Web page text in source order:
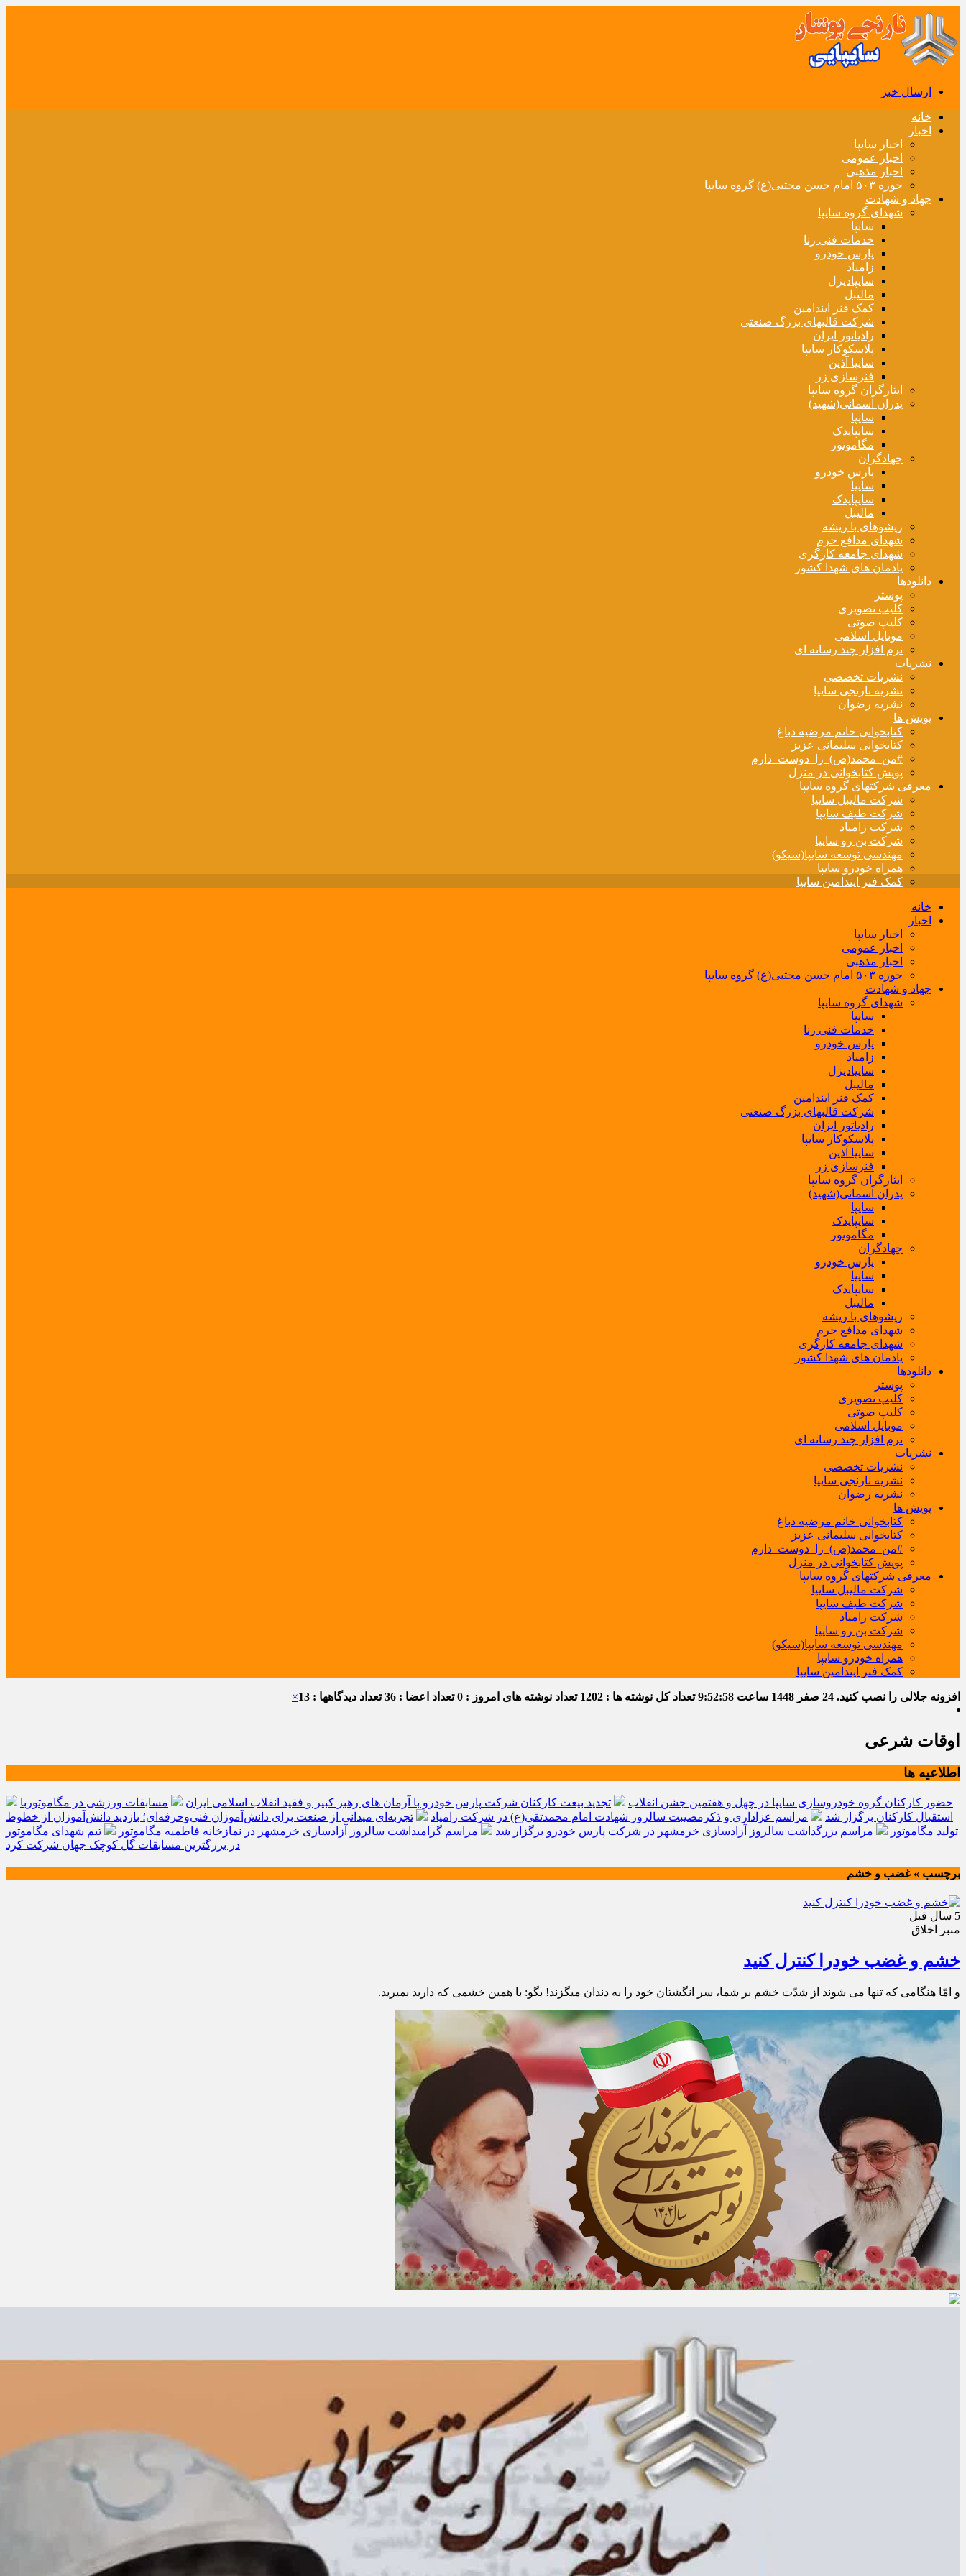
ارسال خبر
خانه
اخبار
اخبار سایپا
اخبار عمومی
اخبار مذهبی
حوزه ۵۰۳ امام حسن مجتبی(ع) گروه سایپا
جهاد و شهادت
شهدای گروه سایپا
سایپا
خدمات فنی رنا
پارس خودرو
زامیاد
سایپادیزل
مالیبل
کمک فنر ایندامین
شرکت قالبهای بزرگ صنعتی
رادیاتور ایران
پلاسکوکار سایپا
سایپا آذین
فنرسازی زر
ایثارگران گروه سایپا
پدران آسمانی(شهید)
سایپا
سایپایدک
مگاموتور
جهادگران
پارس خودرو
سایپا
سایپایدک
مالیبل
ریشوهای با ریشه
شهدای مدافع حرم
شهدای جامعه کارگری
یادمان های شهدا کشور
دانلودها
پوستر
کلیپ تصویری
کلیپ صوتی
موبایل اسلامی
نرم افزار چند رسانه ای
نشریات
نشریات تخصصی
نشریه نارنجی سایپا
نشریه رضوان
پویش ها
کتابخوانی خانم مرضیه دباغ
کتابخوانی سلیمانی عزیز
#من_محمد(ص)_را_دوست_دارم
پویش کتابخوانی در منزل
معرفی شرکتهای گروه سایپا
شرکت مالیبل سایپا
شرکت طیف سایپا
شرکت زامیاد
شرکت بن رو سایپا
مهندسی توسعه سایپا(سیکو)
همراه خودرو سایپا
کمک فنر ایندامین سایپا
خانه
اخبار
اخبار سایپا
اخبار عمومی
اخبار مذهبی
حوزه ۵۰۳ امام حسن مجتبی(ع) گروه سایپا
جهاد و شهادت
شهدای گروه سایپا
سایپا
خدمات فنی رنا
پارس خودرو
زامیاد
سایپادیزل
مالیبل
کمک فنر ایندامین
شرکت قالبهای بزرگ صنعتی
رادیاتور ایران
پلاسکوکار سایپا
سایپا آذین
فنرسازی زر
ایثارگران گروه سایپا
پدران آسمانی(شهید)
سایپا
سایپایدک
مگاموتور
جهادگران
پارس خودرو
سایپا
سایپایدک
مالیبل
ریشوهای با ریشه
شهدای مدافع حرم
شهدای جامعه کارگری
یادمان های شهدا کشور
دانلودها
پوستر
کلیپ تصویری
کلیپ صوتی
موبایل اسلامی
نرم افزار چند رسانه ای
نشریات
نشریات تخصصی
نشریه نارنجی سایپا
نشریه رضوان
پویش ها
کتابخوانی خانم مرضیه دباغ
کتابخوانی سلیمانی عزیز
#من_محمد(ص)_را_دوست_دارم
پویش کتابخوانی در منزل
معرفی شرکتهای گروه سایپا
شرکت مالیبل سایپا
شرکت طیف سایپا
شرکت زامیاد
شرکت بن رو سایپا
مهندسی توسعه سایپا(سیکو)
همراه خودرو سایپا
کمک فنر ایندامین سایپا
افزونه جلالی را نصب کنید. 24 صفر 1448 ساعت 9:53:00تعداد کل نوشته ها : 1202 تعداد نوشته های امروز : 0 تعداد اعضا : 36 تعداد دیدگاهها : 13 ×
اوقات شرعی
اطلاعیه ها
حضور کارکنان گروه خودروسازی سایپا در چهل و هفتمین جشن انقلاب تجدید بیعت کارکنان شرکت پارس خودرو با آرمان های رهبر کبیر و فقید انقلاب اسلامی ایران
مسابقات ورزشی در مگاموتوربا
استقبال کارکنان برگزار شد
مراسم عزاداری و ذکرمصیبت سالروز شهادت امام محمدتقی(ع) در شرکت زامیاد
تجربه‌ای میدانی از صنعت برای دانش‌آموزان فنی‌وحرفه‌ای؛ بازدید دانش‌آموزان از خطوط
تولید مگاموتور
مراسم بزرگداشت سالروز آزادسازی خرمشهر در شرکت پارس خودرو برگزار شد مراسم گرامیداشت سالروز آزادسازی خرمشهر در نمازخانه فاطمیه مگاموتور
تیم شهدای مگاموتور
در بزرگترین مسابقات گل کوچک جهان شرکت کرد
برچسب » غضب و خشم
5 سال قبل
منبر اخلاق
خشم و غضب خودرا کنترل کنید
و امّا هنگامى که تنها مى ‏شوند از شدّت خشم بر شما، سر انگشتان خود را به دندان میگزند! بگو: با همین خشمى که دارید بمیرید.